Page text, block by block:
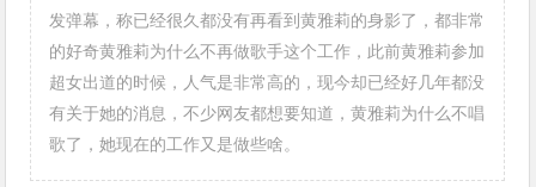
发弹幕，称已经很久都没有再看到黄雅莉的身影了，都非常
的好奇黄雅莉为什么不再做歌手这个工作，此前黄雅莉参加
超女出道的时候，人气是非常高的，现今却已经好几年都没
有关于她的消息，不少网友都想要知道，黄雅莉为什么不唱
歌了，她现在的工作又是做些啥。